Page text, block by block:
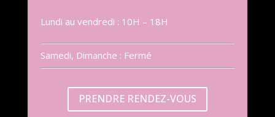
Lundi au vendredi : 10H – 18H
Samedi, Dimanche : Fermé
PRENDRE RENDEZ-VOUS